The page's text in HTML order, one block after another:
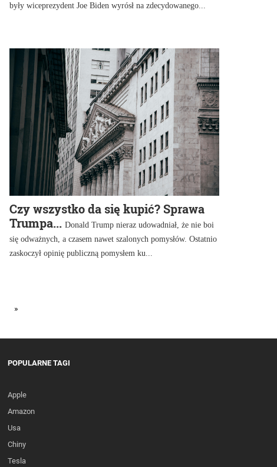
były wiceprezydent Joe Biden wyrósł na zdecydowanego...
Czy wszystko da się kupić? Sprawa
Trumpa... Donald Trump nieraz udowadniał, że nie boi
się odważnych, a czasem nawet szalonych pomysłów. Ostatnio
zaskoczył opinię publiczną pomysłem ku...
»
POPULARNE TAGI
Apple
Amazon
Usa
Chiny
Tesla